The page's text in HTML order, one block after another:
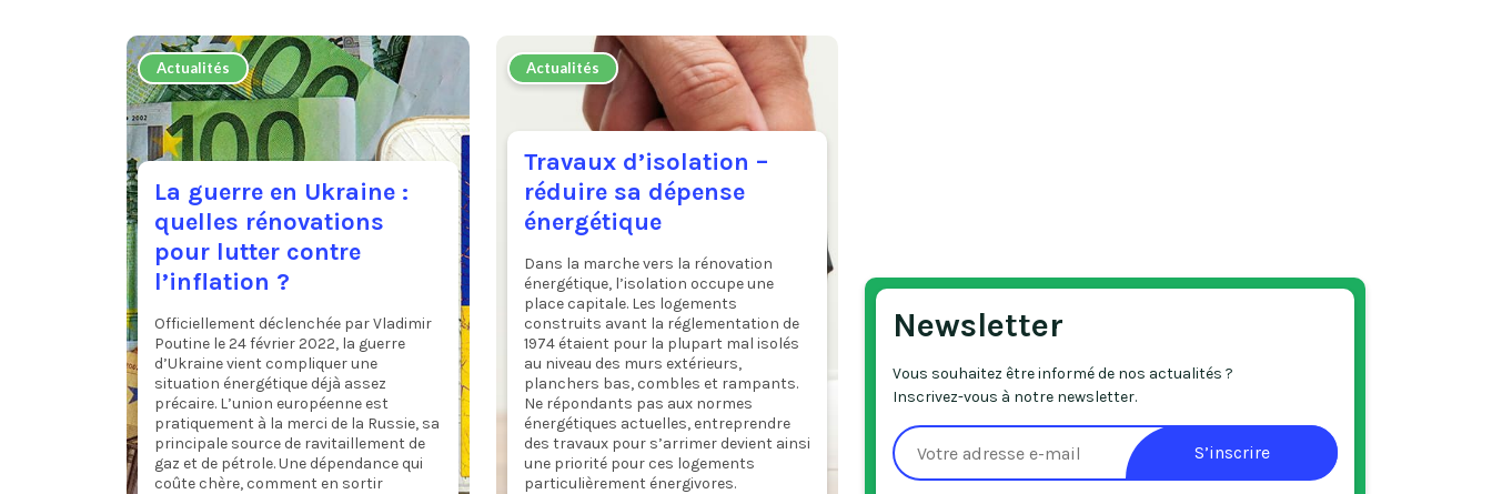
Actualités
La guerre en Ukraine :
quelles rénovations
pour lutter contre
l’inflation ?
Officiellement déclenchée par Vladimir
Poutine le 24 février 2022, la guerre
d’Ukraine vient compliquer une
situation énergétique déjà assez
précaire. L’union européenne est
pratiquement à la merci de la Russie, sa
principale source de ravitaillement de
gaz et de pétrole. Une dépendance qui
coûte chère, comment en sortir
Actualités
Travaux d’isolation –
réduire sa dépense
énergétique
Dans la marche vers la rénovation
énergétique, l’isolation occupe une
place capitale. Les logements
construits avant la réglementation de
1974 étaient pour la plupart mal isolés
au niveau des murs extérieurs,
planchers bas, combles et rampants.
Ne répondants pas aux normes
énergétiques actuelles, entreprendre
des travaux pour s’arrimer devient ainsi
une priorité pour ces logements
particulièrement énergivores.
Newsletter
Vous souhaitez être informé de nos actualités ?
Inscrivez-vous à notre newsletter.
S’inscrire